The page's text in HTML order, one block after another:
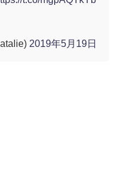
2019年5月19日